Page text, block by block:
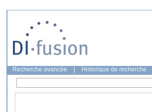
Recherche avancée Historique de recherche